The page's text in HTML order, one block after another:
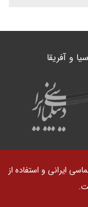
و آفریقا
ایرانی و استفاده از